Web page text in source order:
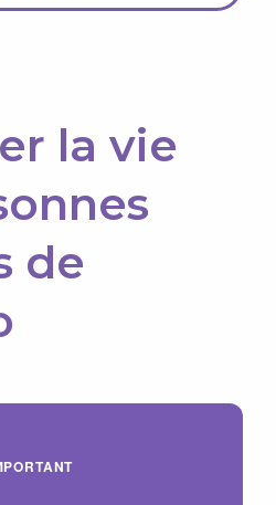
la vie
de